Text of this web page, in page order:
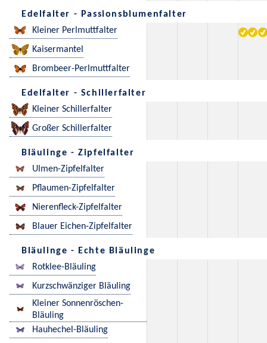
Edelfalter - Passionsblumenfalter
Kleiner Perlmuttfalter
Kaisermantel
Brombeer-Perlmuttfalter
Edelfalter - Schillerfalter
Kleiner Schillerfalter
Großer Schillerfalter
Bläulinge - Zipfelfalter
Ulmen-Zipfelfalter
Pflaumen-Zipfelfalter
Nierenfleck-Zipfelfalter
Blauer Eichen-Zipfelfalter
Bläulinge - Echte Bläulinge
Rotklee-Bläuling
Kurzschwänziger Bläuling
Kleiner Sonnenröschen-
Bläuling
Hauhechel-Bläuling